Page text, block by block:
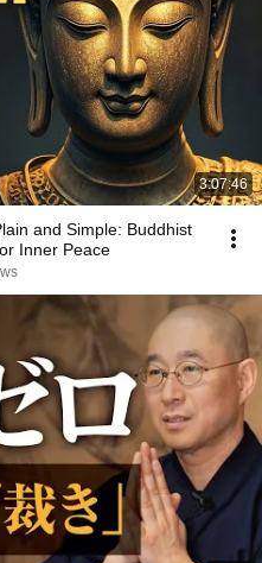
3:07:46
and Simple: Buddhist
Inner Peace